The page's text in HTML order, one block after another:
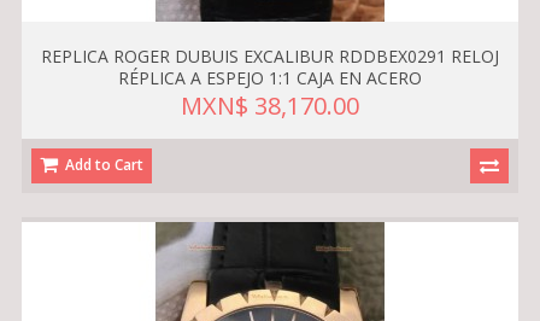
REPLICA ROGER DUBUIS EXCALIBUR RDDBEX0291 RELOJ
RÉPLICA A ESPEJO 1:1 CAJA EN ACERO
MXN$ 38,170.00
Add to Cart